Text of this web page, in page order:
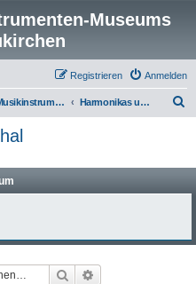
Museums
Anmelden
Registrieren
Musikinstrumentenmuseum Markneukirchen Harmonikas und Klingenthal
Suche